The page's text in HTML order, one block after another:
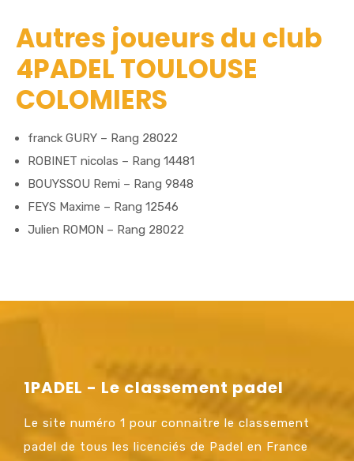
Autres joueurs du club
4PADEL TOULOUSE
COLOMIERS
franck GURY – Rang 28022
ROBINET nicolas – Rang 14481
BOUYSSOU Remi – Rang 9848
FEYS Maxime – Rang 12546
Julien ROMON – Rang 28022
1PADEL - Le classement padel
Le site numéro 1 pour connaitre le classement
padel de tous les licenciés de Padel en France